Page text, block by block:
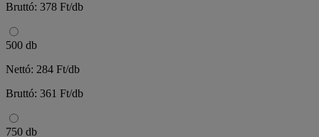
Bruttó: 378 Ft/db
500 db
Nettó: 284 Ft/db
Bruttó: 361 Ft/db
750 db